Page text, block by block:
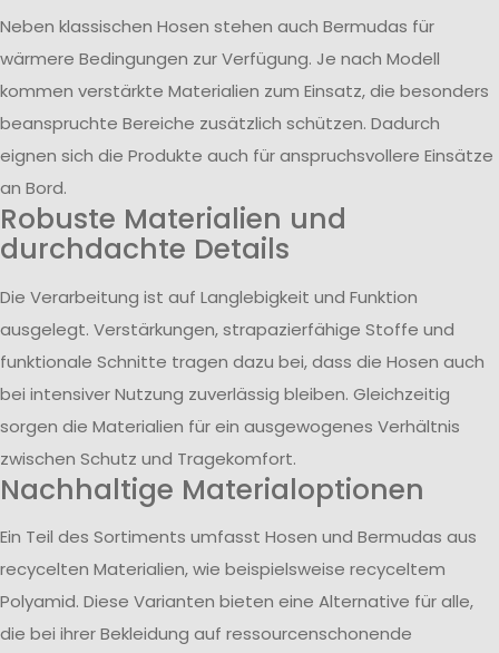
Neben klassischen Hosen stehen auch Bermudas für
wärmere Bedingungen zur Verfügung. Je nach Modell
kommen verstärkte Materialien zum Einsatz, die besonders
beanspruchte Bereiche zusätzlich schützen. Dadurch
eignen sich die Produkte auch für anspruchsvollere Einsätze
an Bord.
Robuste Materialien und
durchdachte Details
Die Verarbeitung ist auf Langlebigkeit und Funktion
ausgelegt. Verstärkungen, strapazierfähige Stoffe und
funktionale Schnitte tragen dazu bei, dass die Hosen auch
bei intensiver Nutzung zuverlässig bleiben. Gleichzeitig
sorgen die Materialien für ein ausgewogenes Verhältnis
zwischen Schutz und Tragekomfort.
Nachhaltige Materialoptionen
Ein Teil des Sortiments umfasst Hosen und Bermudas aus
recycelten Materialien, wie beispielsweise recyceltem
Polyamid. Diese Varianten bieten eine Alternative für alle,
die bei ihrer Bekleidung auf ressourcenschonende